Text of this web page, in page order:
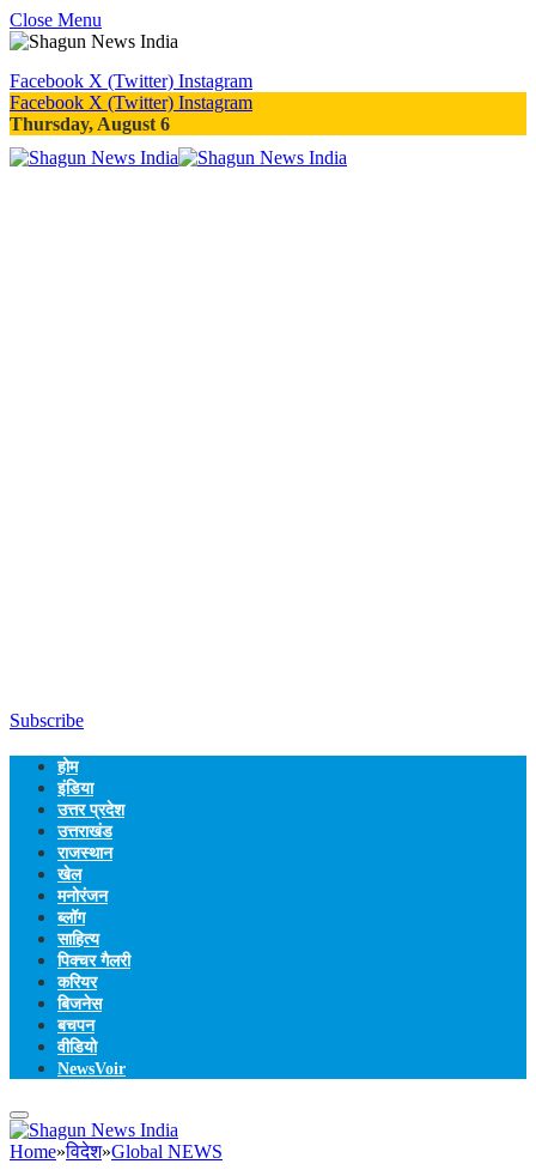
Close Menu
Facebook X (Twitter) Instagram
Facebook X (Twitter) Instagram
Thursday, August 6
Subscribe
होम
इंडिया
उत्तर प्रदेश
उत्तराखंड
राजस्थान
खेल
मनोरंजन
ब्लॉग
साहित्य
पिक्चर गैलरी
करियर
बिजनेस
बचपन
वीडियो
NewsVoir
Home»विदेश»Global NEWS